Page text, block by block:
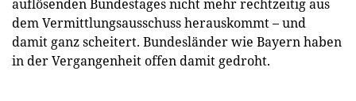
auflösenden Bundestages nicht mehr rechtzeitig aus
dem Vermittlungsausschuss herauskommt – und
damit ganz scheitert. Bundesländer wie Bayern haben
in der Vergangenheit offen damit gedroht.